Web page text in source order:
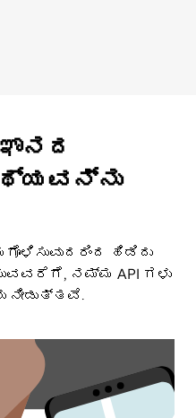
ಹಿಡಿದು
ನಮ್ಮ API ಗಳು
ನೀಡುತ್ತವೆ.